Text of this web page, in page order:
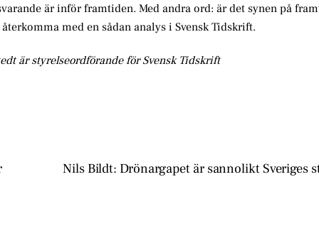
är inför framtiden. Med andra ord: är det synen på
med en sådan analys i Svensk Tidskrift.
är styrelseordförande för Svensk Tidskrift
Nils Bildt: Drönargapet är sannolikt Sveriges